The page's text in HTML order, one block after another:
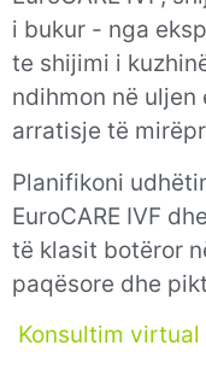
i bukur - nga
te shijimi i
ndihmon në
arratisje të
Planifikoni
EuroCARE IVF
të klasit botëror
paqësore dhe
Konsultim virtual